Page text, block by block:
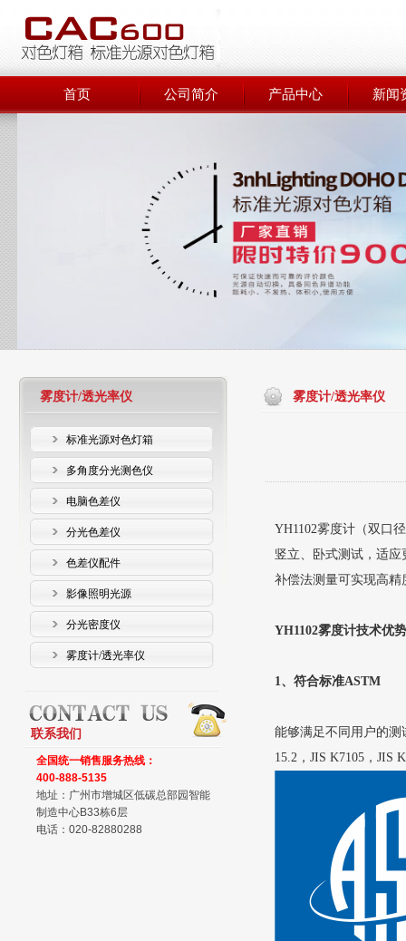
首页 公司简介 产品中心 新闻
雾度计/透光率仪
标准光源对色灯箱
多角度分光测色仪
电脑色差仪
分光色差仪
色差仪配件
影像照明光源
分光密度仪
雾度计/透光率仪
联系我们
全国统一销售服务热线：
400-888-5135
地址：广州市增城区低碳总部园智能
制造中心B33栋6层
电话：020-82880288
雾度计/透光率仪
YH1102雾度计（双口
竖立、卧式测试，适
补偿法测量可实现高
YH1102雾度计技术优
1、符合标准ASTM
能够满足不同用户的测
15.2，JIS K7105，JIS